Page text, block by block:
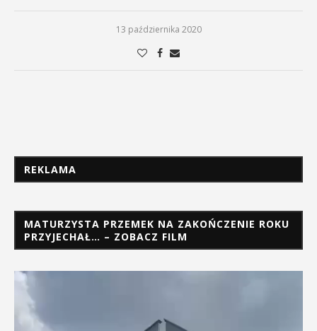
13 października 2020
REKLAMA
MATURZYSTA PRZEMEK NA ZAKOŃCZENIE ROKU
PRZYJECHAŁ… – ZOBACZ FILM
Odtwarzacz